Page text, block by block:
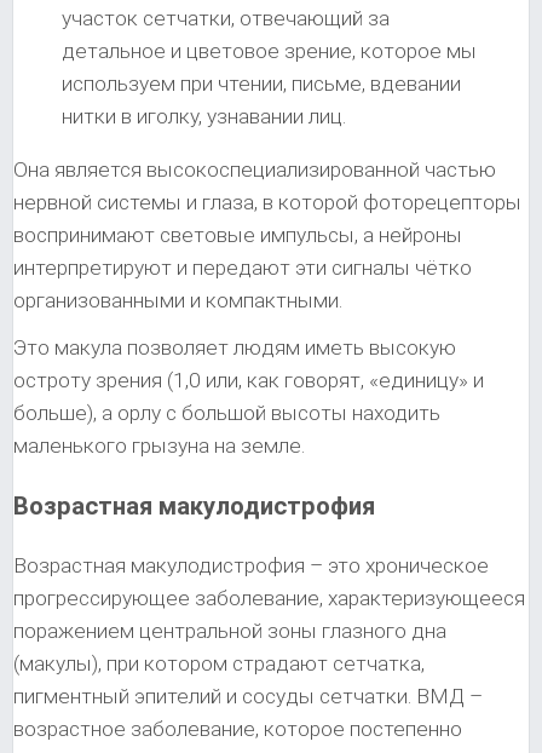
участок сетчатки, отвечающий за
детальное и цветовое зрение, которое мы
используем при чтении, письме, вдевании
нитки в иголку, узнавании лиц.
Она является высокоспециализированной частью
нервной системы и глаза, в которой фоторецепторы
воспринимают световые импульсы, а нейроны
интерпретируют и передают эти сигналы чётко
организованными и компактными.
Это макула позволяет людям иметь высокую
остроту зрения (1,0 или, как говорят, «единицу» и
больше), а орлу с большой высоты находить
маленького грызуна на земле.
Возрастная макулодистрофия
Возрастная макулодистрофия – это хроническое
прогрессирующее заболевание, характеризующееся
поражением центральной зоны глазного дна
(макулы), при котором страдают сетчатка,
пигментный эпителий и сосуды сетчатки. ВМД –
возрастное заболевание, которое постепенно